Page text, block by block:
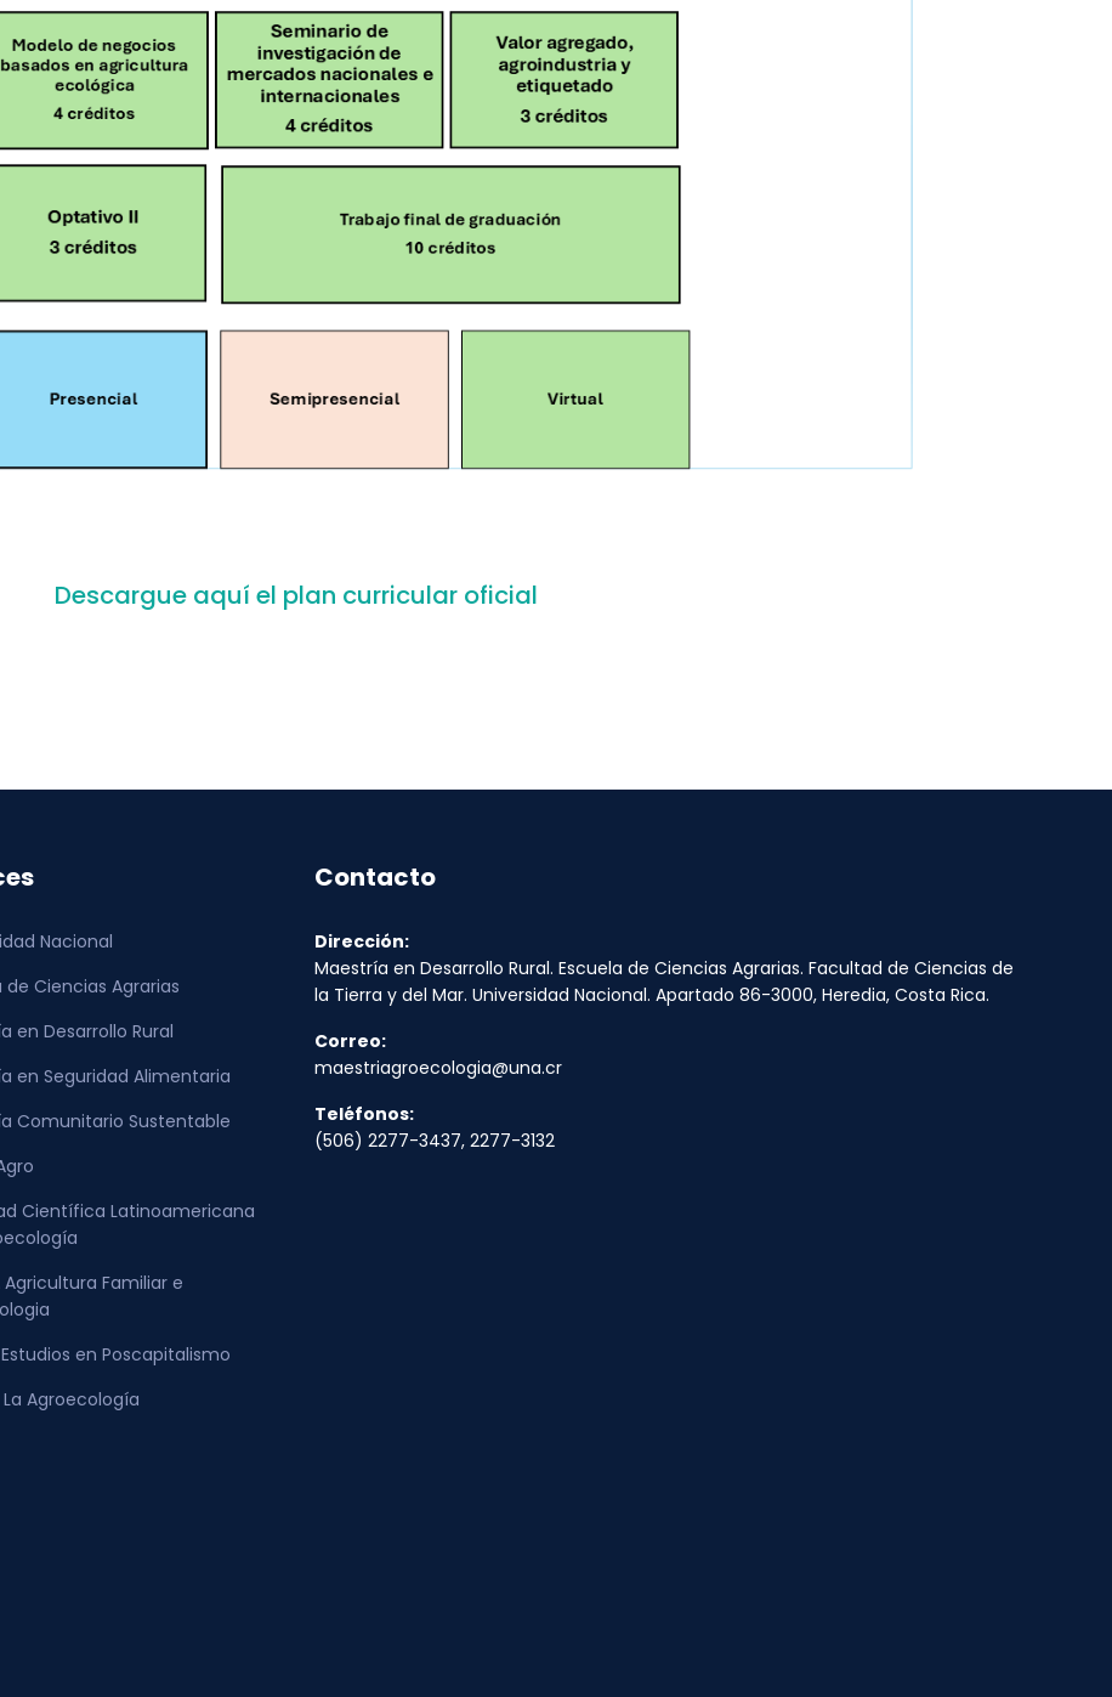
Descargue aquí el plan curricular oficial
Nacional
de Ciencias Agrarias
en Desarrollo Rural
en Seguridad Alimentaria
Comunitario Sustentable
Científica Latinoamericana
Agricultura Familiar e
en Poscapitalismo
Agroecología
Contacto
Dirección:
Maestría en Desarrollo Rural. Escuela de Ciencias Agrarias. Facultad de Ciencias de
la Tierra y del Mar. Universidad Nacional. Apartado 86-3000, Heredia, Costa Rica.
Correo:
maestriagroecologia@una.cr
Teléfonos:
(506) 2277-3437, 2277-3132